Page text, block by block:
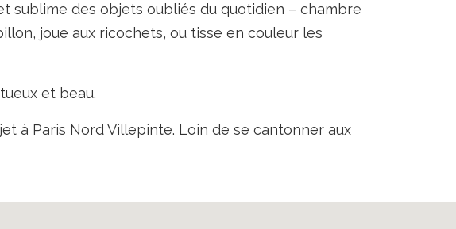
sublime des objets oubliés du quotidien – chambre
joue aux ricochets, ou tisse en couleur les
et beau.
à Paris Nord Villepinte. Loin de se cantonner aux